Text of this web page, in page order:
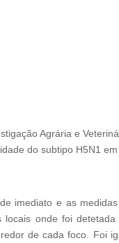
Agrária e
do subtipo H5N1 em
imediato e as
onde foi
de cada foco. Foi